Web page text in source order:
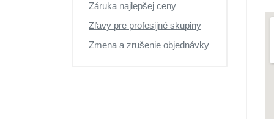
Záruka najlepšej ceny
Zľavy pre profesijné skupiny
Zmena a zrušenie objednávky